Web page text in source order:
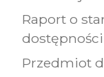
Raport o
Przedmiot